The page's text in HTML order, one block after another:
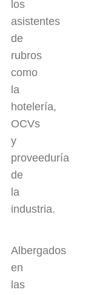
los
asistentes
de
rubros
como
la
hotelería,
OCVs
y
proveeduría
de
la
industria.
Albergados
en
las